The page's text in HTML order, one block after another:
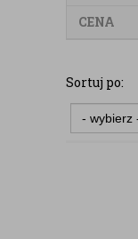
CENA
Sortuj po: